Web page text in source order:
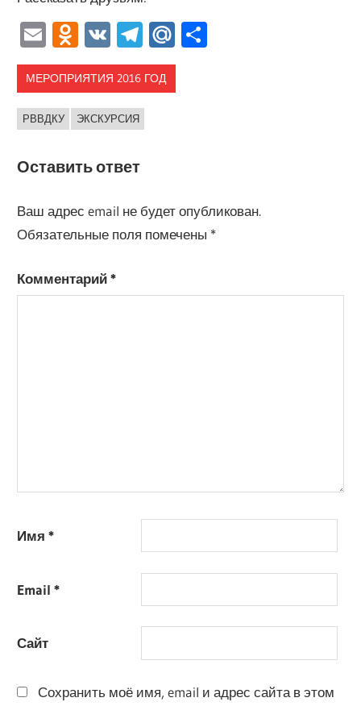
EmailOdnoklassniki
VK Telegram
Mail.Ru
МЕРОПРИЯТИЯ 2016 ГОД
РВВДКУ ЭКСКУРСИЯ
Оставить ответ
Ваш адрес email не будет опубликован.
Обязательные поля помечены *
Комментарий*
Имя*
Email*
Сайт
Сохранить моё имя, email и адрес сайта в этом